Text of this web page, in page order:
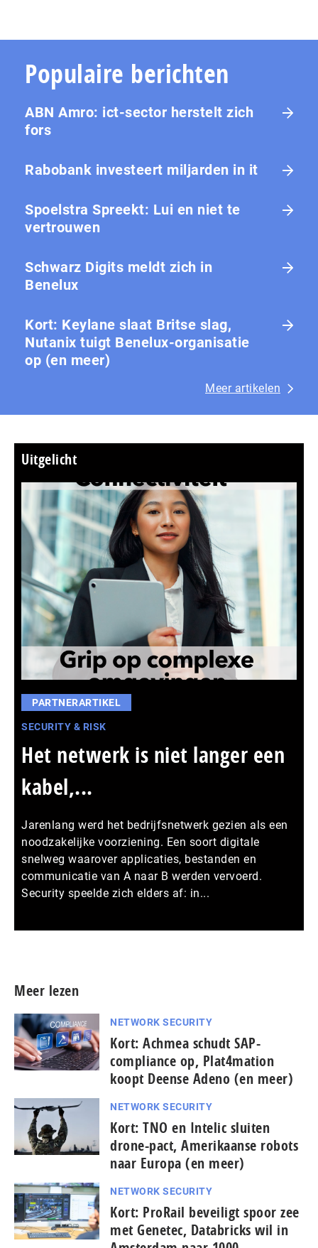
Populaire berichten
ABN Amro: ict-sector herstelt zich
fors
Rabobank investeert miljarden in it
Spoelstra Spreekt: Lui en niet te
vertrouwen
Schwarz Digits meldt zich in
Benelux
Kort: Keylane slaat Britse slag,
Nutanix tuigt Benelux-organisatie
op (en meer)
Meer artikelen
Uitgelicht
PARTNERARTIKEL
SECURITY & RISK
Het netwerk is niet langer een
kabel,...
Jarenlang werd het bedrijfsnetwerk gezien als een
noodzakelijke voorziening. Een soort digitale
snelweg waarover applicaties, bestanden en
communicatie van A naar B werden vervoerd.
Security speelde zich elders af: in...
Meer lezen
NETWORK SECURITY
Kort: Achmea schudt SAP-
compliance op, Plat4mation
koopt Deense Adeno (en meer)
NETWORK SECURITY
Kort: TNO en Intelic sluiten
drone-pact, Amerikaanse robots
naar Europa (en meer)
NETWORK SECURITY
Kort: ProRail beveiligt spoor zee
met Genetec, Databricks wil in